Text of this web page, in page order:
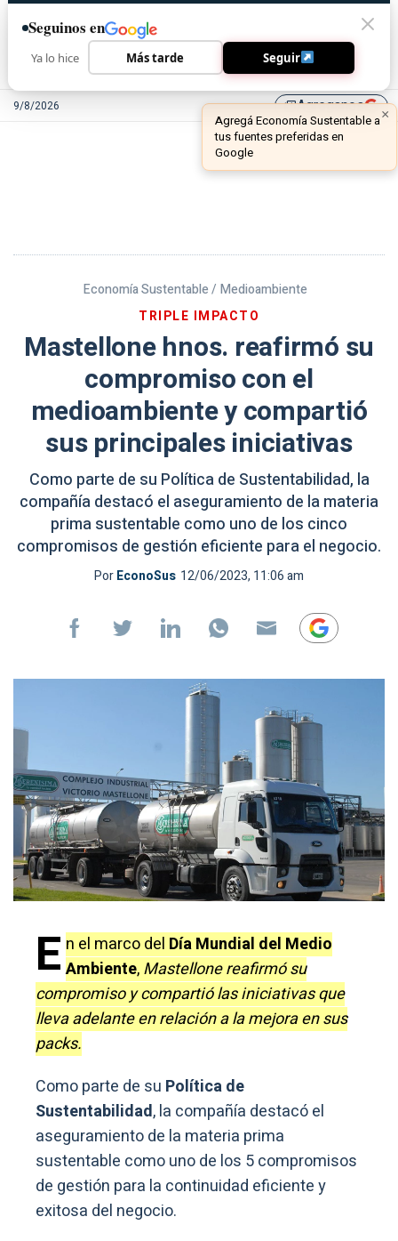
9/8/2026 library_addAgreganos
Economía Sustentable / Medioambiente
TRIPLE IMPACTO
Mastellone hnos. reafirmó su
compromiso con el
medioambiente y compartió
sus principales iniciativas
Como parte de su Política de Sustentabilidad, la
compañía destacó el aseguramiento de la materia
prima sustentable como uno de los cinco
compromisos de gestión eficiente para el negocio.
PorEconoSus 12/06/2023, 11:06 am
E n el marco del Día Mundial del Medio
Ambiente,Mastellone reafirmó su
compromiso y compartió las iniciativas que
lleva adelante en relación a la mejora en sus
packs.
Como parte de su Política de
Sustentabilidad, la compañía destacó el
aseguramiento de la materia prima
sustentable como uno de los 5 compromisos
de gestión para la continuidad eficiente y
exitosa del negocio.
Seguinos en
Ya lo hice Más tarde Seguir